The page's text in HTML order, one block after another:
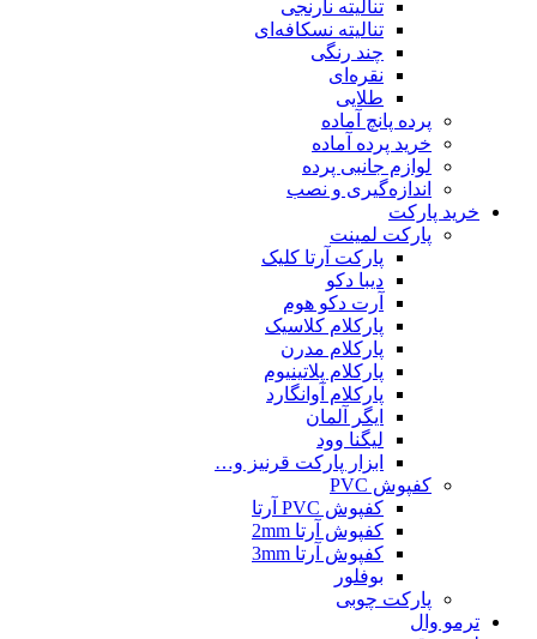
تنالیته نارنجی
تنالیته نسکافه‌ای
چند رنگی
نقره‌ای
طلایی
پرده پانچ آماده
خرید پرده آماده
لوازم جانبی پرده
اندازه‌گیری و نصب
خرید پارکت
پارکت لمینت
پارکت آرتا کلیک
دیبا دکو
آرت دکو هوم
پارکلام کلاسیک
پارکلام مدرن
پارکلام پلاتینیوم
پارکلام آوانگارد
ایگر آلمان
لیگنا وود
ابزار پارکت قرنیز و…
کفپوش PVC
کفپوش PVC آرتا
کفپوش آرتا 2mm
کفپوش آرتا 3mm
بوفلور
پارکت چوبی
ترمو وال